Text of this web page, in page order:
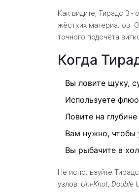
Как видите, Тирадс 3 -
жёстких материалов.
точного подсчёта
Когда
Вы ловите щуку,
Используете
Ловите на
Вам нужно, чтобы
Вы рыбачите в
Не используйте
узлов: Uni-Knot, Double